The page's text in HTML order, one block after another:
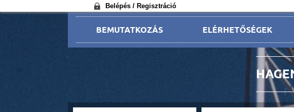
Belépés / Regisztráció
BEMUTATKOZÁS ELÉRHETŐSÉGEK